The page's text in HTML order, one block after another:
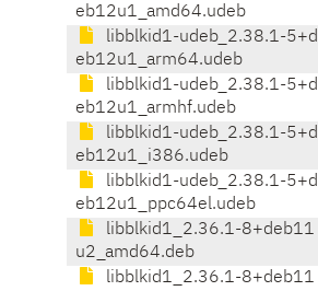
eb12u1_amd64.udeb
libblkid1-udeb_2.38.1-5+d
eb12u1_arm64.udeb
libblkid1-udeb_2.38.1-5+d
eb12u1_armhf.udeb
libblkid1-udeb_2.38.1-5+d
eb12u1_i386.udeb
libblkid1-udeb_2.38.1-5+d
eb12u1_ppc64el.udeb
libblkid1_2.36.1-8+deb11
u2_amd64.deb
libblkid1_2.36.1-8+deb11